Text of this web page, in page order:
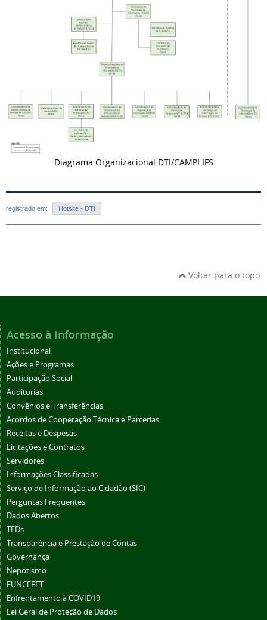
Diagrama Organizacional DTI/CAMPI IFS
registrado em: Hotsite - DTI
Voltar para o topo
Acesso à Informação
Institucional
Ações e Programas
Participação Social
Auditorias
Convênios e Transferências
Acordos de Cooperação Técnica e Parcerias
Receitas e Despesas
Licitações e Contratos
Servidores
Informações Classificadas
Serviço de Informação ao Cidadão (SIC)
Perguntas Frequentes
Dados Abertos
TEDs
Transparência e Prestação de Contas
Governança
Nepotismo
FUNCEFET
Enfrentamento à COVID19
Lei Geral de Proteção de Dados